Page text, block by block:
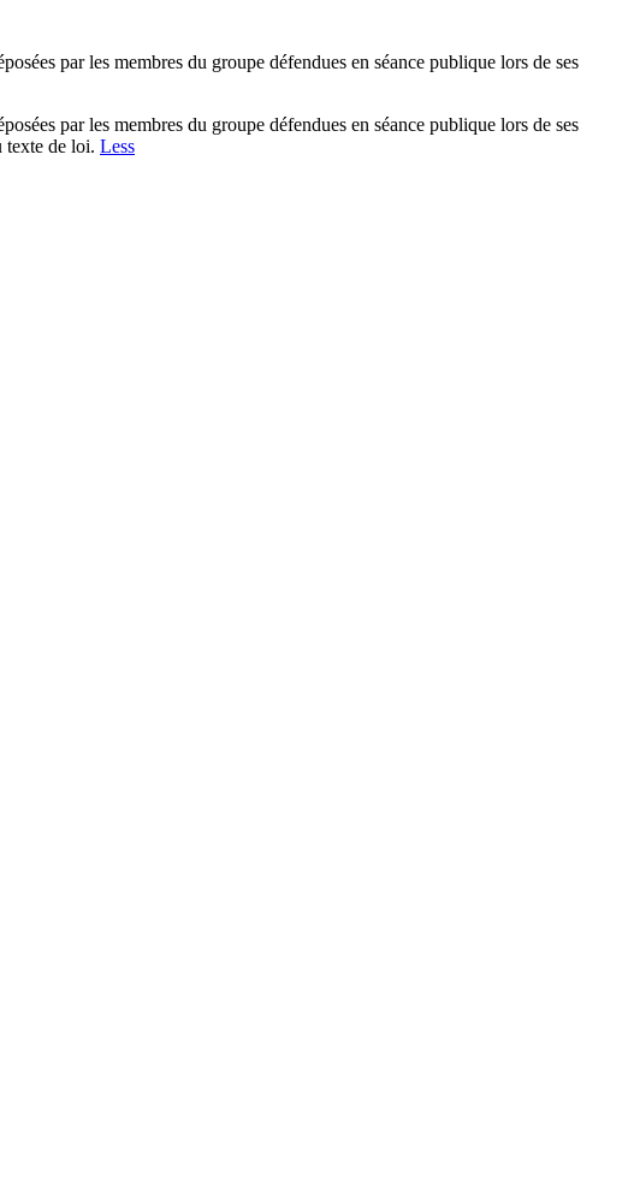
par les membres du groupe défendues en séance publique lors de ses
par les membres du groupe défendues en séance publique lors de ses
texte de loi. Less